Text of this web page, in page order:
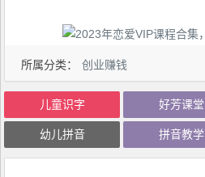
所属分类： 创业赚钱
儿童识字 好芳课堂
幼儿拼音 拼音教学